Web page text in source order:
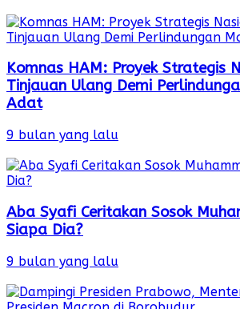
Komnas HAM: Proyek Strategis
Tinjauan Ulang Demi
Adat
9 bulan yang lalu
Aba Syafi Ceritakan Sosok
Siapa Dia?
9 bulan yang lalu